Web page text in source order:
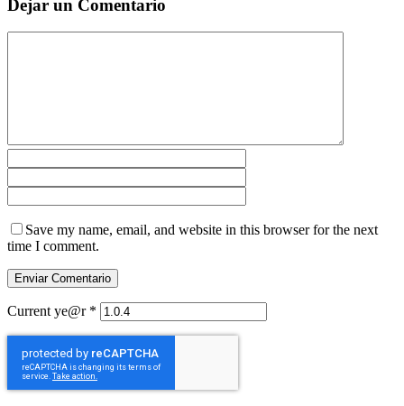
Dejar un Comentario
Save my name, email, and website in this browser for the next
time I comment.
Current ye@r *